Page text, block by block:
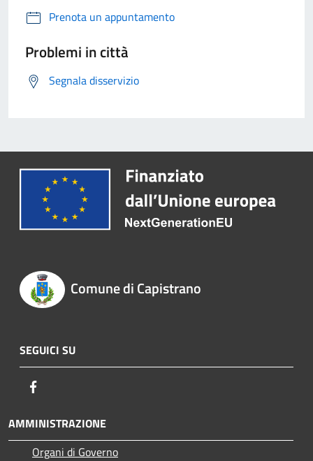
Prenota un appuntamento
Problemi in città
Segnala disservizio
Comune di Capistrano
SEGUICI SU
AMMINISTRAZIONE
Organi di Governo